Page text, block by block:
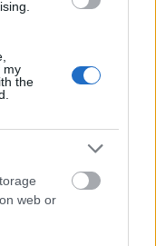
my
the
web or
a Flórián téri
a KM Építőt,
repülőtér